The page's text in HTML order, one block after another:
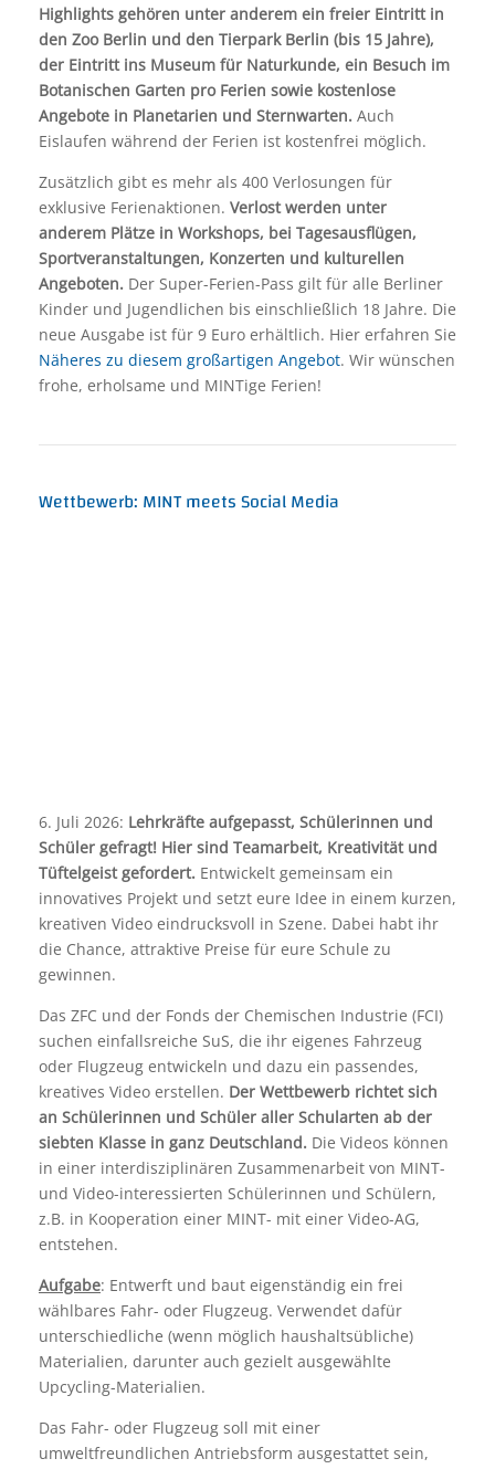
Highlights gehören unter anderem ein freier Eintritt in
den Zoo Berlin und den Tierpark Berlin (bis 15 Jahre),
der Eintritt ins Museum für Naturkunde, ein Besuch im
Botanischen Garten pro Ferien sowie kostenlose
Angebote in Planetarien und Sternwarten. Auch
Eislaufen während der Ferien ist kostenfrei möglich.
Zusätzlich gibt es mehr als 400 Verlosungen für
exklusive Ferienaktionen. Verlost werden unter
anderem Plätze in Workshops, bei Tagesausflügen,
Sportveranstaltungen, Konzerten und kulturellen
Angeboten. Der Super-Ferien-Pass gilt für alle Berliner
Kinder und Jugendlichen bis einschließlich 18 Jahre. Die
neue Ausgabe ist für 9 Euro erhältlich. Hier erfahren Sie
Näheres zu diesem großartigen Angebot. Wir wünschen
frohe, erholsame und MINTige Ferien!
Wettbewerb: MINT meets Social Media
6. Juli 2026: Lehrkräfte aufgepasst, Schülerinnen und
Schüler gefragt! Hier sind Teamarbeit, Kreativität und
Tüftelgeist gefordert. Entwickelt gemeinsam ein
innovatives Projekt und setzt eure Idee in einem kurzen,
kreativen Video eindrucksvoll in Szene. Dabei habt ihr
die Chance, attraktive Preise für eure Schule zu
gewinnen.
Das ZFC und der Fonds der Chemischen Industrie (FCI)
suchen einfallsreiche SuS, die ihr eigenes Fahrzeug
oder Flugzeug entwickeln und dazu ein passendes,
kreatives Video erstellen. Der Wettbewerb richtet sich
an Schülerinnen und Schüler aller Schularten ab der
siebten Klasse in ganz Deutschland. Die Videos können
in einer interdisziplinären Zusammenarbeit von MINT-
und Video-interessierten Schülerinnen und Schülern,
z.B. in Kooperation einer MINT- mit einer Video-AG,
entstehen.
Aufgabe: Entwerft und baut eigenständig ein frei
wählbares Fahr- oder Flugzeug. Verwendet dafür
unterschiedliche (wenn möglich haushaltsübliche)
Materialien, darunter auch gezielt ausgewählte
Upcycling-Materialien.
Das Fahr- oder Flugzeug soll mit einer
umweltfreundlichen Antriebsform ausgestattet sein,